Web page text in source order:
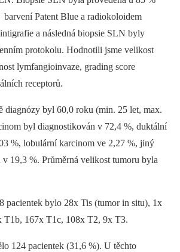
Patent Blue a radiokoloidem
a následná biopsie SLN byly
protokolu. Hodnotili jsme velikost
lymfangioinvaze, grading score
receptorů.
diagnózy byl 60,0 roku (min. 25 let, max.
byl diagnostikován v 72,4 %, duktální
%, lobulární karcinom ve 2,27 %, jiný
19,3 %. Průměrná velikost tumoru byla
pacientek bylo 28x Tis (tumor in situ), 1x
T1b, 167x T1c, 108x T2, 9x T3.
124 pacientek (31,6 %). U těchto